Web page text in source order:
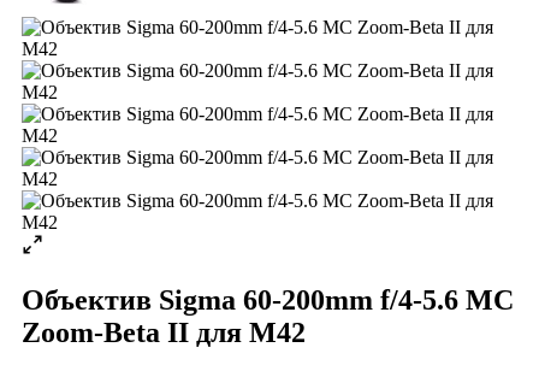
Объектив Sigma 60-200mm f/4-5.6 MC
Zoom-Beta II для M42